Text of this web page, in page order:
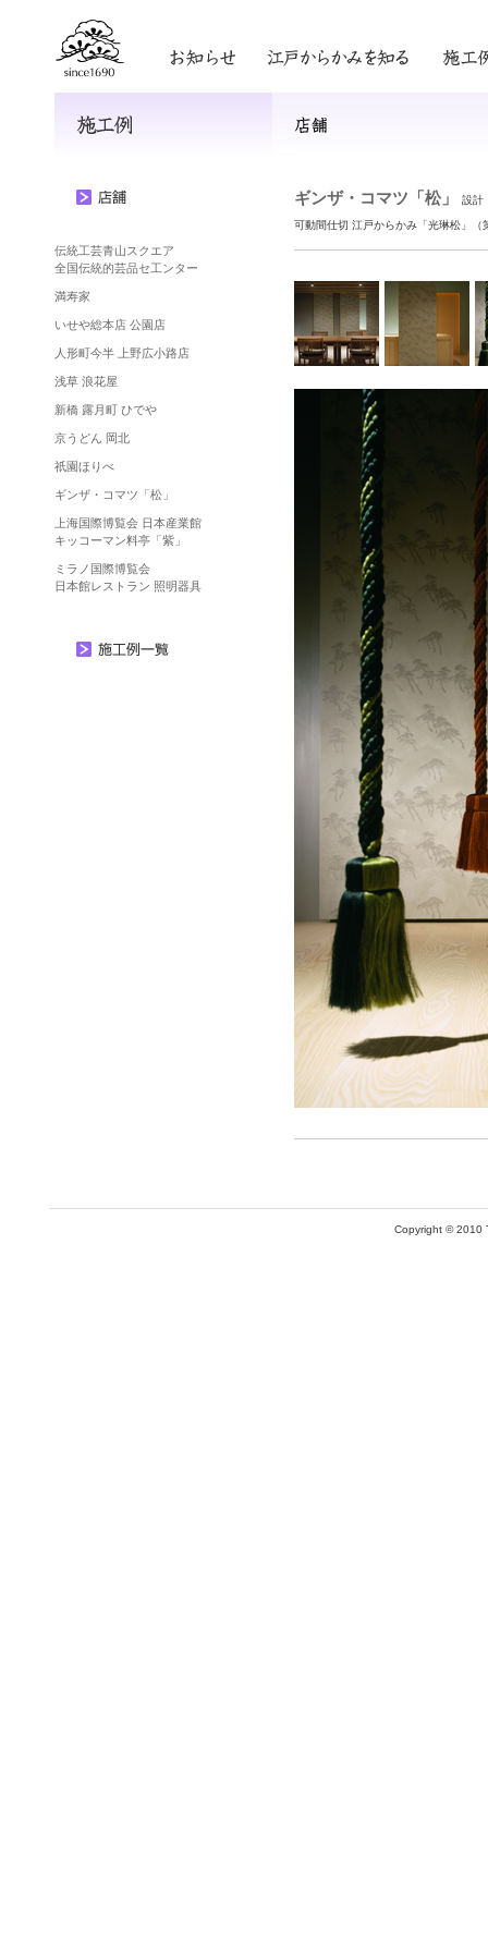
伝統工芸青山スクエア
全国伝統的芸品セ工ンター
満寿家
いせや総本店 公園店
人形町今半 上野広小路店
浅草 浪花屋
新橋 露月町 ひでや
京うどん 岡北
祇園ほりべ
ギンザ・コマツ「松」
上海国際博覧会 日本産業館
キッコーマン料亭「紫」
ミラノ国際博覧会
日本館レストラン 照明器具
ギンザ・コマツ「松」 設計
可動間仕切 江戸からかみ「光琳松」
Copyright © 2010